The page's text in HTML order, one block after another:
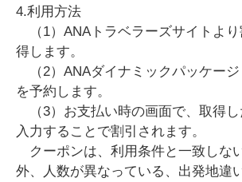
4.利用方法
（1）ANAトラベラーズサイトより
得します。
（2）ANAダイナミックパッケージ
を予約します。
（3）お支払い時の画面で、取得
入力することで割引されます。
クーポンは、利用条件と一致しな
外、人数が異なっている、出発地違